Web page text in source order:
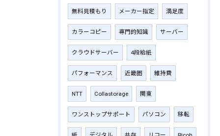
無料見積もり メーカー指定 満足度
カラーコピー 専門的知識 サーバー
クラウドサーバー 4段給紙
パフォーマンス 近畿圏 維持費
NTT Collastorage 関東
ワンストップサポート パソコン 移転